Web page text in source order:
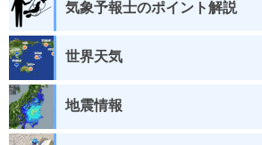
気象予報士のポイント解説
世界天気
地震情報